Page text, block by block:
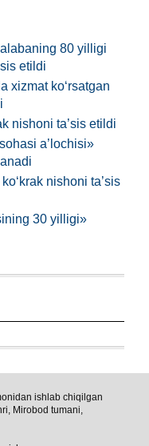
80 yilligi
etildi
хizmat koʻrsatgan
nishoni ta’sis etildi
a’lochisi»
nishoni ta’sis
30 yilligi»
ishlab chiqilgan
Mirobod tumani,